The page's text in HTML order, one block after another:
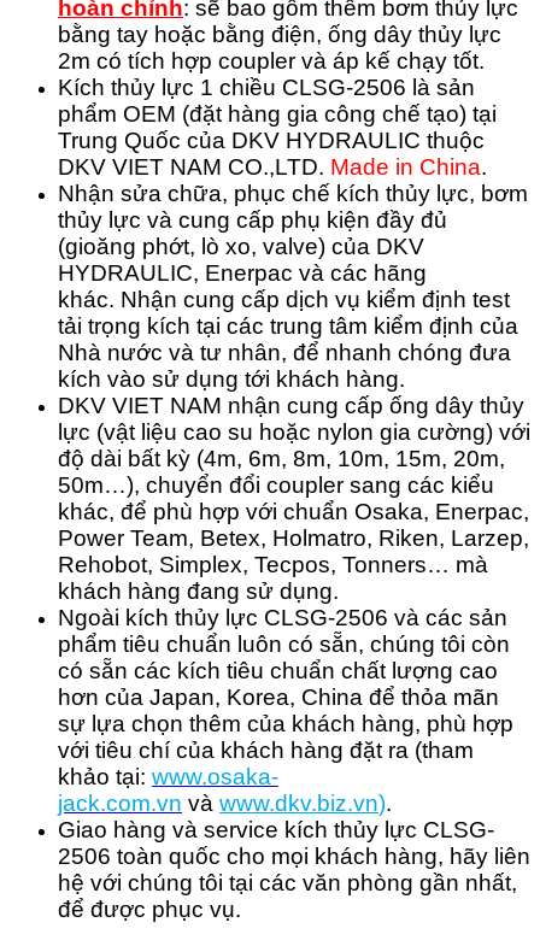
hoàn chỉnh: sẽ bao gồm thêm bơm thủy lực
bằng tay hoặc bằng điện, ống dây thủy lực
2m có tích hợp coupler và áp kế chạy tốt.
Kích thủy lực 1 chiều CLSG-2506 là sản
phẩm OEM (đặt hàng gia công chế tạo) tại
Trung Quốc của DKV HYDRAULIC thuộc
DKV VIET NAM CO.,LTD. Made in China.
Nhận sửa chữa, phục chế kích thủy lực, bơm
thủy lực và cung cấp phụ kiện đầy đủ
(gioăng phớt, lò xo, valve) của DKV
HYDRAULIC, Enerpac và các hãng
khác. Nhận cung cấp dịch vụ kiểm định test
tải trọng kích tại các trung tâm kiểm định của
Nhà nước và tư nhân, để nhanh chóng đưa
kích vào sử dụng tới khách hàng.
DKV VIET NAM nhận cung cấp ống dây thủy
lực (vật liệu cao su hoặc nylon gia cường) với
độ dài bất kỳ (4m, 6m, 8m, 10m, 15m, 20m,
50m…), chuyển đổi coupler sang các kiểu
khác, để phù hợp với chuẩn Osaka, Enerpac,
Power Team, Betex, Holmatro, Riken, Larzep,
Rehobot, Simplex, Tecpos, Tonners… mà
khách hàng đang sử dụng.
Ngoài kích thủy lực CLSG-2506 và các sản
phẩm tiêu chuẩn luôn có sẵn, chúng tôi còn
có sẵn các kích tiêu chuẩn chất lượng cao
hơn của Japan, Korea, China để thỏa mãn
sự lựa chọn thêm của khách hàng, phù hợp
với tiêu chí của khách hàng đặt ra (tham
khảo tại: www.osaka-
jack.com.vn và www.dkv.biz.vn).
Giao hàng và service kích thủy lực CLSG-
2506 toàn quốc cho mọi khách hàng, hãy liên
hệ với chúng tôi tại các văn phòng gần nhất,
để được phục vụ.